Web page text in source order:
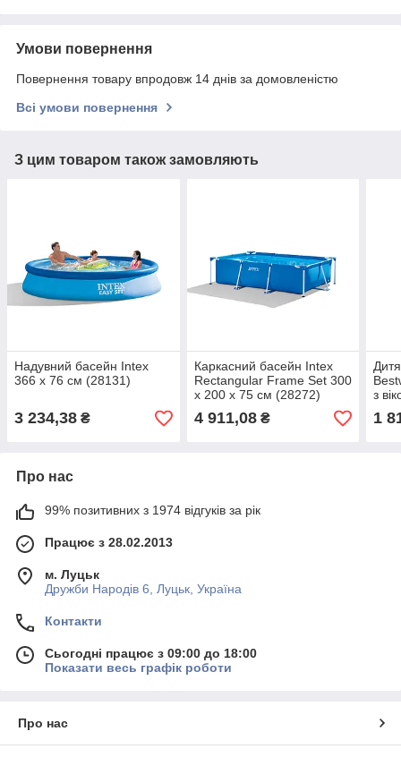
Умови повернення
Повернення товару впродовж 14 днів за домовленістю
Всі умови повернення
З цим товаром також замовляють
Надувний басейн Intex
366 х 76 см (28131)
3 234,38 ₴
Каркасний басейн Intex
Rectangular Frame Set 300
х 200 х 75 см (28272)
4 911,08₴
з
1
Про нас
99% позитивних з 1974 відгуків за рік
Працює з 28.02.2013
м. Луцьк
Дружби Народів 6, Луцьк, Україна
Контакти
Сьогодні працює з 09:00 до 18:00
Показати весь графік роботи
Про нас